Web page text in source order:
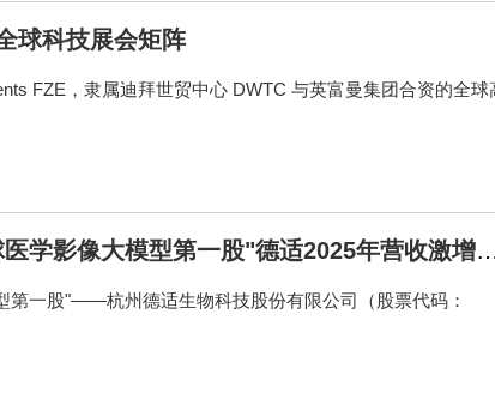
球科技展会矩阵
FZE，隶属迪拜世贸中心 DWTC 与英富曼集团合资的全球
学影像大模型第一股"德适2025年营收激增
第一股"——杭州德适生物科技股份有限公司（股票代码：